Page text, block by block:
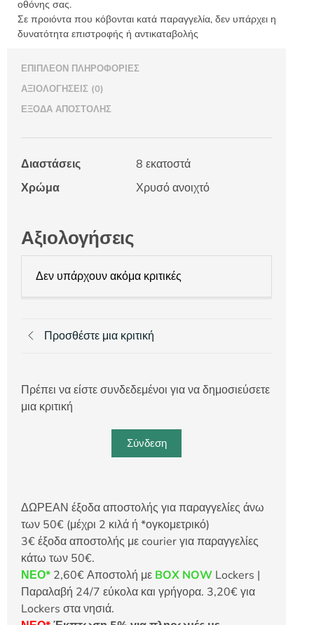
οθόνης σας.
Σε προιόντα που κόβονται κατά παραγγελία, δεν υπάρχει η
δυνατότητα επιστροφής ή αντικαταβολής
ΕΠΙΠΛΈΟΝ ΠΛΗΡΟΦΟΡΊΕΣ
ΑΞΙΟΛΟΓΉΣΕΙΣ (0)
ΈΞΟΔΑ ΑΠΟΣΤΟΛΉΣ
Διαστάσεις
8 εκατοστά
Χρώμα
Χρυσό ανοιχτό
Αξιολογήσεις
Δεν υπάρχουν ακόμα κριτικές
Προσθέστε μια κριτική
Πρέπει να είστε συνδεδεμένοι για να δημοσιεύσετε
μια κριτική
Σύνδεση
ΔΩΡΕΑΝ έξοδα αποστολής για παραγγελίες άνω
των 50€ (μέχρι 2 κιλά ή *ογκομετρικό)
3€ έξοδα αποστολής με courier για παραγγελίες
κάτω των 50€.
ΝΕΟ* 2,60€ Αποστολή με BOX NOW Lockers |
Παραλαβή 24/7 εύκολα και γρήγορα. 3,20€ για
Lockers στα νησιά.